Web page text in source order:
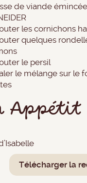
de viande
les cornichons
quelques
le persil
le mélange sur le
Appétit
Télécharger la